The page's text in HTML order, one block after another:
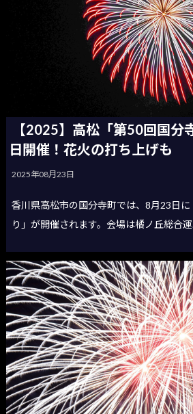
【2025】高松「第50回国分
日開催！花火の打ち上げも
2025年08月23日
香川県高松市の国分寺町では、8月23日
り」が開催されます。会場は橘ノ丘総合運